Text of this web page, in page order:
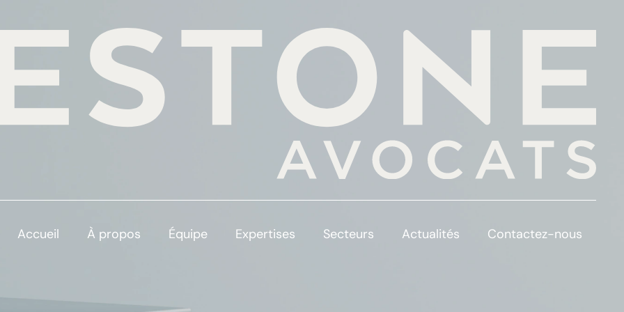
Accueil À propos Équipe Expertises Secteurs Actualités Contactez-nous